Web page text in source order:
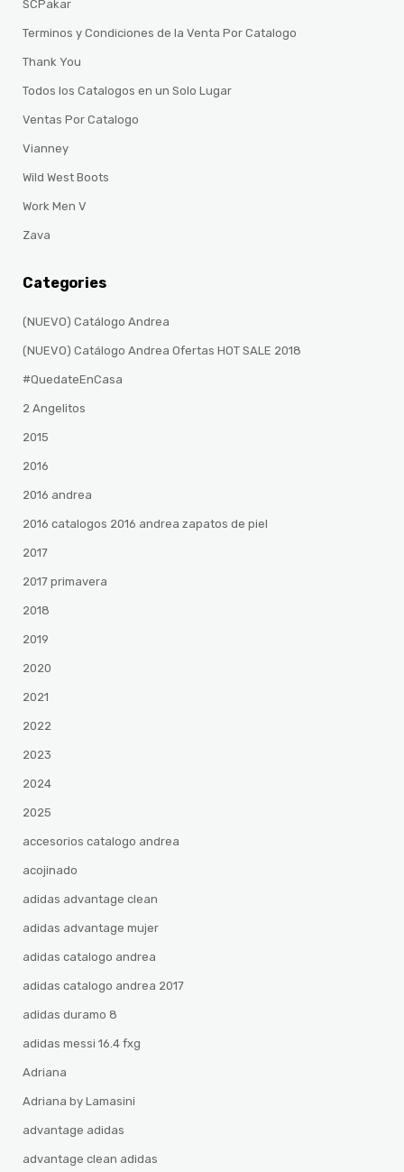
SCPakar
Terminos y Condiciones de la Venta Por Catalogo
Thank You
Todos los Catalogos en un Solo Lugar
Ventas Por Catalogo
Vianney
Wild West Boots
Work Men V
Zava
Categories
(NUEVO) Catálogo Andrea
(NUEVO) Catálogo Andrea Ofertas HOT SALE 2018
#QuedateEnCasa
2 Angelitos
2015
2016
2016 andrea
2016 catalogos 2016 andrea zapatos de piel
2017
2017 primavera
2018
2019
2020
2021
2022
2023
2024
2025
accesorios catalogo andrea
acojinado
adidas advantage clean
adidas advantage mujer
adidas catalogo andrea
adidas catalogo andrea 2017
adidas duramo 8
adidas messi 16.4 fxg
Adriana
Adriana by Lamasini
advantage adidas
advantage clean adidas